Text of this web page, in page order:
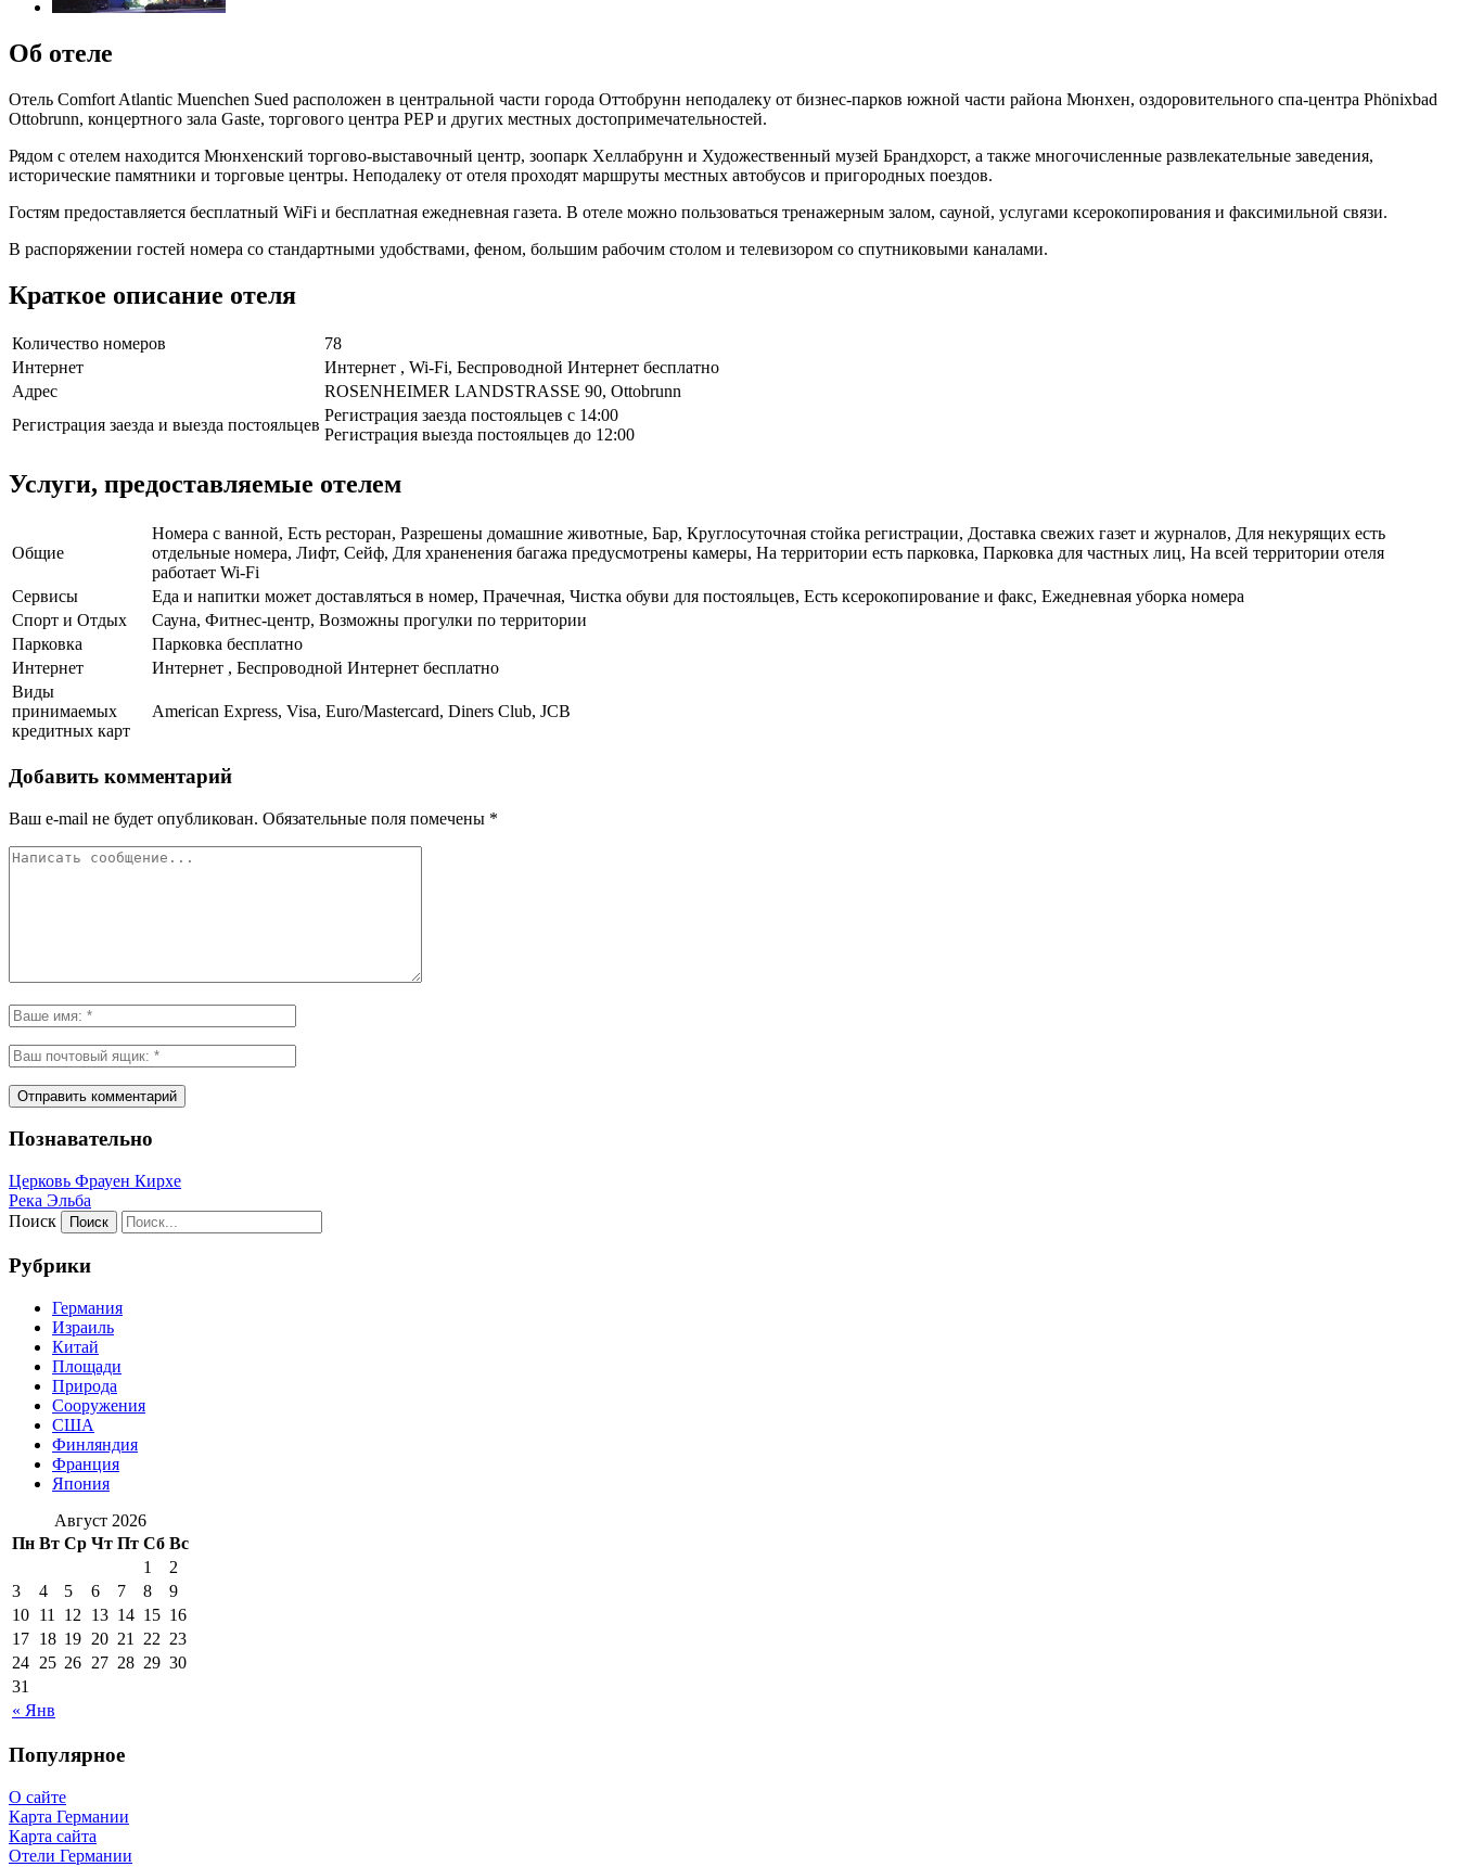
Об отеле
Отель Comfort Atlantic Muenchen Sued расположен в центральной части города Оттобрунн неподалеку от бизнес-парков южной части района Мюнхен, оздоровительного спа-центра Phönixbad
Ottobrunn, концертного зала Gaste, торгового центра PEP и других местных достопримечательностей.
Рядом с отелем находится Мюнхенский торгово-выставочный центр, зоопарк Хеллабрунн и Художественный музей Брандхорст, а также многочисленные развлекательные заведения,
исторические памятники и торговые центры. Неподалеку от отеля проходят маршруты местных автобусов и пригородных поездов.
Гостям предоставляется бесплатный WiFi и бесплатная ежедневная газета. В отеле можно пользоваться тренажерным залом, сауной, услугами ксерокопирования и факсимильной связи.
В распоряжении гостей номера со стандартными удобствами, феном, большим рабочим столом и телевизором со спутниковыми каналами.
Краткое описание отеля
Количество номеров
78
Интернет
Интернет , Wi-Fi, Беспроводной Интернет бесплатно
Адрес
ROSENHEIMER LANDSTRASSE 90, Ottobrunn
Регистрация заезда и выезда постояльцев
Регистрация заезда постояльцев с 14:00
Регистрация выезда постояльцев до 12:00
Услуги, предоставляемые отелем
Общие
Номера с ванной, Есть ресторан, Разрешены домашние животные, Бар, Круглосуточная стойка регистрации, Доставка свежих газет и журналов, Для некурящих есть
отдельные номера, Лифт, Сейф, Для храненения багажа предусмотрены камеры, На территории есть парковка, Парковка для частных лиц, На всей территории отеля
работает Wi-Fi
Сервисы
Еда и напитки может доставляться в номер, Прачечная, Чистка обуви для постояльцев, Есть ксерокопирование и факс, Ежедневная уборка номера
Спорт и Отдых
Сауна, Фитнес-центр, Возможны прогулки по территории
Парковка
Парковка бесплатно
Интернет
Интернет , Беспроводной Интернет бесплатно
Виды
принимаемых
кредитных карт
American Express, Visa, Euro/Mastercard, Diners Club, JCB
Добавить комментарий
Ваш e-mail не будет опубликован. Обязательные поля помечены *
Познавательно
Церковь Фрауен Кирхе
Река Эльба
Поиск
Рубрики
Германия
Израиль
Китай
Площади
Природа
Сооружения
США
Финляндия
Франция
Япония
Август 2026
Пн Вт Ср Чт Пт Сб Вс
« Янв
1
2
3
4 5 6 7 8
9
10 11 12 13 14 15 16
17 18 19 20 21 22 23
24 25 26 27 28 29 30
31
Популярное
О сайте
Карта Германии
Карта сайта
Отели Германии